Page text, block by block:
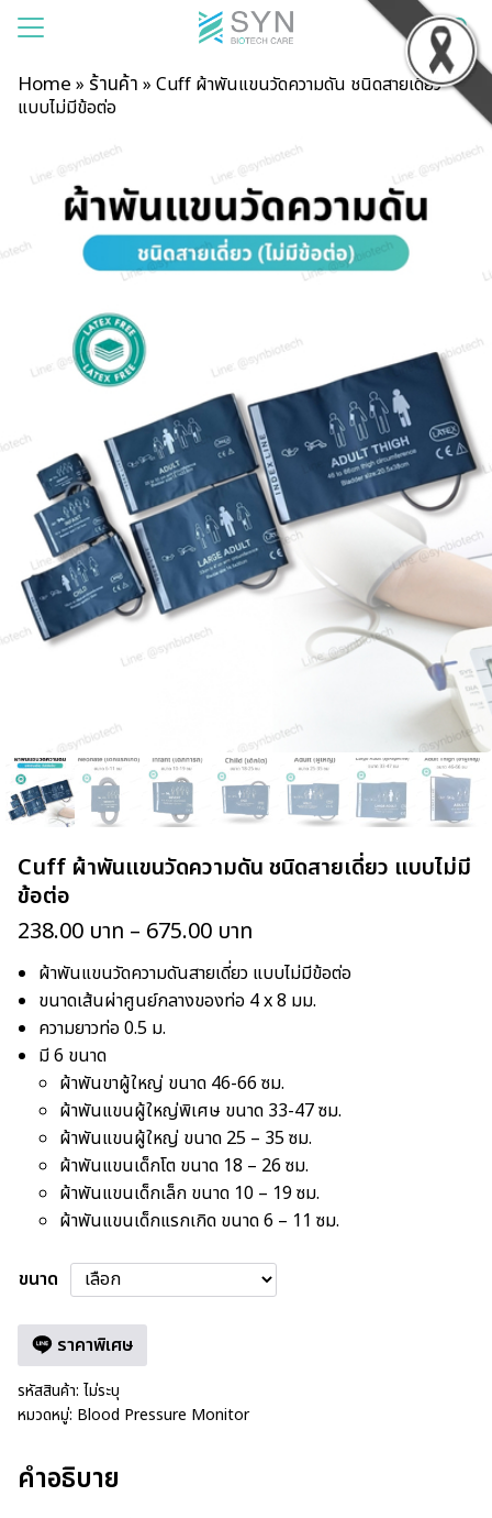
งเรา
Home » ร้านค้า » Cuff ผ้าพันแขนวัดความดัน ชนิดสายเดี่ยว
แบบไม่มีข้อต่อ
Cuff ผ้าพันแขนวัดความดัน ชนิดสายเดี่ยว แบบไม่มี
ข้อต่อ
238.00 บาท – 675.00 บาท
ผ้าพันแขนวัดความดันสายเดี่ยว แบบไม่มีข้อต่อ
ขนาดเส้นผ่าศูนย์กลางของท่อ 4 x 8 มม.
ความยาวท่อ 0.5 ม.
มี 6 ขนาด
ผ้าพันขาผู้ใหญ่ ขนาด 46-66 ซม.
ผ้าพันแขนผู้ใหญ่พิเศษ ขนาด 33-47 ซม.
ผ้าพันแขนผู้ใหญ่ ขนาด 25 – 35 ซม.
ผ้าพันแขนเด็กโต ขนาด 18 – 26 ซม.
ผ้าพันแขนเด็กเล็ก ขนาด 10 – 19 ซม.
ผ้าพันแขนเด็กแรกเกิด ขนาด 6 – 11 ซม.
ขนาด
ราคาพิเศษ
รหัสสินค้า: ไม่ระบุ
หมวดหมู่: Blood Pressure Monitor
คำอธิบาย